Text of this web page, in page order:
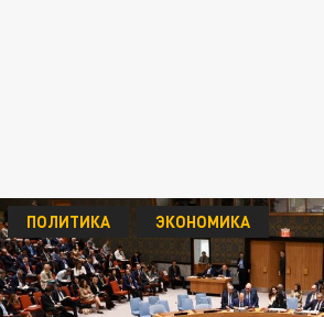
ПОЛИТИКА ЭКОНОМИКА